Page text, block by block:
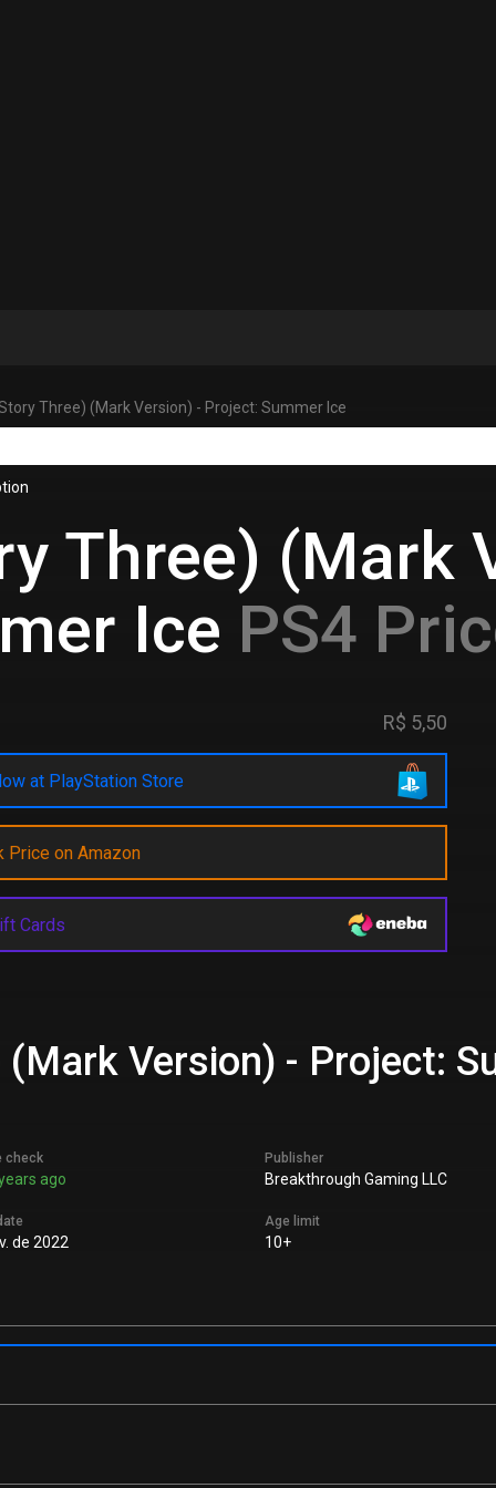
Three) (Mark Version) - Project: Summer Ice
Three) (Mark
Ice PS4
R$ 5,50
at PlayStation Store
Price on Amazon
Cards
Version) - Project:
check
ago
de 2022
Publisher
Breakthrough Gaming LLC
Age limit
10+